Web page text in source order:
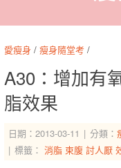
愛瘦身 / 瘦身隨堂考 /
A30：增加有
脂效果
日期：2013-03-11 分類：
標籤： 消脂 束腹 討人厭